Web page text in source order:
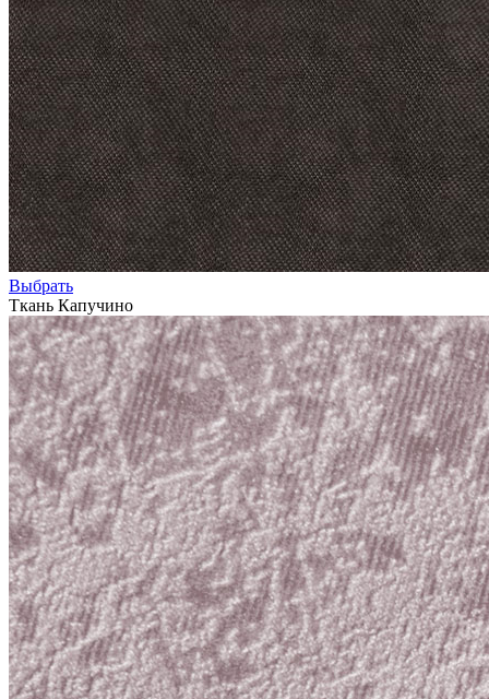
Выбрать
Ткань Капучино